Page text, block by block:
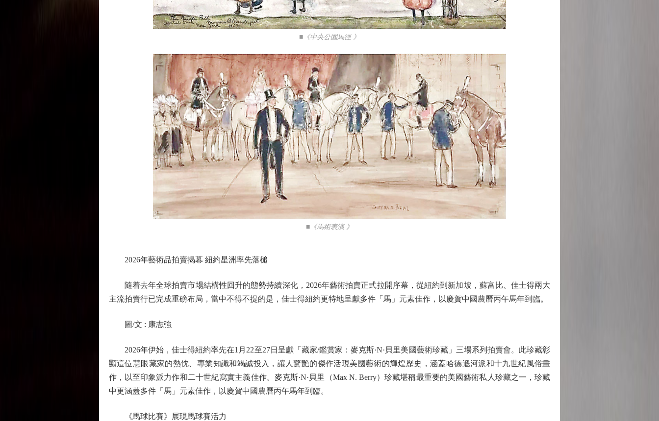
■《中央公園馬徑 》
■《馬術表演 》
2026年藝術品拍賣揭幕 紐約星洲率先落槌
隨着去年全球拍賣市場結構性回升的態勢持續深化，2026年藝術拍賣正式拉開序幕，從紐約到新加坡，蘇富比、佳士得兩大
主流拍賣行已完成重磅布局，當中不得不提的是，佳士得紐約更特地呈獻多件「馬」元素佳作，以慶賀中國農曆丙午馬年到臨。
圖/文 : 康志強
2026年伊始，佳士得紐約率先在1月22至27日呈獻「藏家/鑑賞家：麥克斯·N·貝里美國藝術珍藏」三場系列拍賣會。此珍藏彰
顯這位慧眼藏家的熱忱、專業知識和竭誠投入，讓人驚艷的傑作活現美國藝術的輝煌歷史，涵蓋哈德遜河派和十九世紀風俗畫
作，以至印象派力作和二十世紀寫實主義佳作。麥克斯·N·貝里（Max N. Berry）珍藏堪稱最重要的美國藝術私人珍藏之一，珍藏
中更涵蓋多件「馬」元素佳作，以慶賀中國農曆丙午馬年到臨。
《馬球比賽》展現馬球賽活力